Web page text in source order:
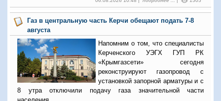
Газ в центральную часть Керчи обещают подать 7-8
августа
Напомним о том, что специалисты
Керченского УЭГХ ГУП РК
«Крымгазсети» сегодня
реконструируют газопровод с
установкой запорной арматуры и с
8 утра отключили подачу газа значительной части